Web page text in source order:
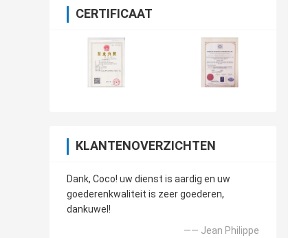
CERTIFICAAT
KLANTENOVERZICHTEN
Dank, Coco! uw dienst is aardig en uw
goederenkwaliteit is zeer goederen,
dankuwel!
—— Jean Philippe